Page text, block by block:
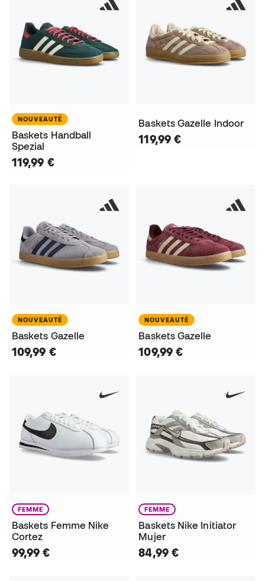
NOUVEAUTÉ
Baskets Handball
Spezial
119,99 €
Baskets Gazelle Indoor
119,99 €
NOUVEAUTÉ
Baskets Gazelle
109,99 €
NOUVEAUTÉ
Baskets Gazelle
109,99 €
FEMME
Baskets Femme Nike
Cortez
99,99 €
FEMME
Baskets Nike Initiator
Mujer
84,99 €